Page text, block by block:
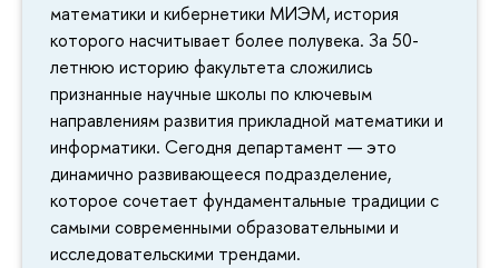
математики и кибернетики МИЭМ, история
которого насчитывает более полувека. За 50-
летнюю историю факультета сложились
признанные научные школы по ключевым
направлениям развития прикладной математики и
информатики. Сегодня департамент — это
динамично развивающееся подразделение,
которое сочетает фундаментальные традиции с
самыми современными образовательными и
исследовательскими трендами.